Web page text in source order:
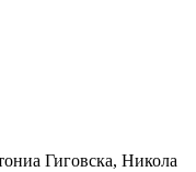
Гиговска, Никола